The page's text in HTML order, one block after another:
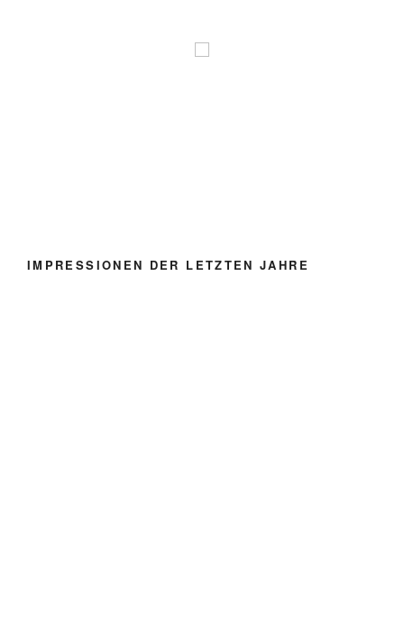
IMPRESSIONEN DER LETZTEN JAHRE